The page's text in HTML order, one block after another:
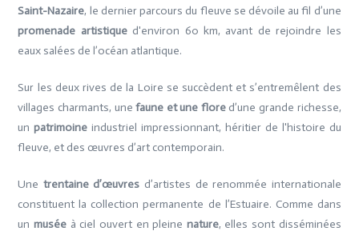
Saint-Nazaire, le dernier parcours du fleuve se dévoile au fil d’une
promenade artistiqued'environ 60 km, avant de rejoindre les
eaux salées de l’océan atlantique.
Sur les deux rives de la Loire se succèdent et s’entremêlent des
villages charmants, unefaune et une flored’une grande richesse,
unpatrimoine industriel impressionnant, héritier de l'histoire du
fleuve, et des œuvres d’art contemporain.
Une trentaine d’œuvres d’artistes de renommée internationale
constituent la collection permanente de l’Estuaire. Comme dans
unmusée à ciel ouvert en pleine nature, elles sont disséminées